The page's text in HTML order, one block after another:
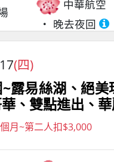
中華航空
晚去夜回
(四)
露易絲湖、絕
、雙點進出、
月~第二人扣$3,000